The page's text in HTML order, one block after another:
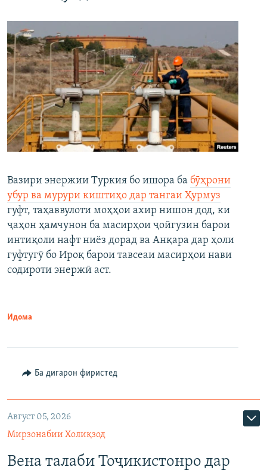
Вазири энержии Туркия бо ишора ба бӯҳрони
убур ва мурури киштиҳо дар тангаи Ҳурмуз
гуфт, таҳаввулоти моҳҳои ахир нишон дод, ки
ҷаҳон ҳамчунон ба масирҳои ҷойгузин барои
интиқоли нафт ниёз дорад ва Анқара дар ҳоли
гуфтугӯ бо Ироқ барои тавсеаи масирҳои нави
содироти энержӣ аст.
Идома
Ба дигарон фиристед
Август 05, 2026
Мирзонабии Холиқзод
Вена талаби Тоҷикистонро дар